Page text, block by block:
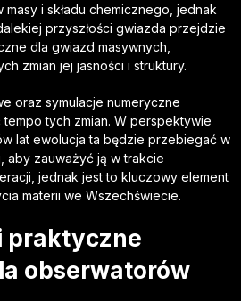
i składu chemicznego, jednak
przyszłości gwiazda przejdzie
dla gwiazd masywnych,
zmian jej jasności i struktury.
oraz symulacje numeryczne
tych zmian. W perspektywie
lat ewolucja ta będzie przebiegać w
aby zauważyć ją w trakcie
jednak jest to kluczowy element
materii we Wszechświecie.
praktyczne
obserwatorów